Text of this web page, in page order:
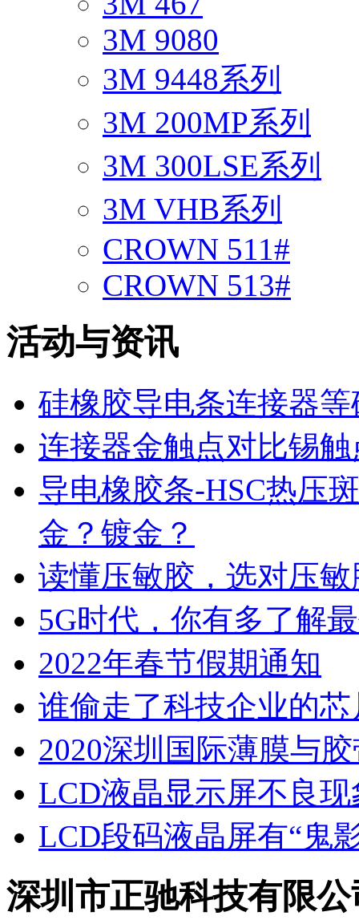
3M 9080
3M 9448系列
3M 200MP系列
3M 300LSE系列
3M VHB系列
CROWN 511#
CROWN 513#
活动与资讯
硅橡胶导电条连接器
连接器金触点对比锡
导电橡胶条-HSC热压
金？镀金？
读懂压敏胶，选对压敏
5G时代，你有多了解
2022年春节假期通知
谁偷走了科技企业的芯
2020深圳国际薄膜与
LCD液晶显示屏不良
LCD段码液晶屏有“鬼
深圳市正驰科技有限公